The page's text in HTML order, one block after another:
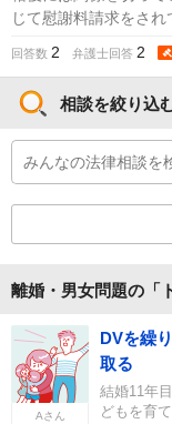
じて慰謝料請求をさ
回答数 2 弁護士回答 2
相談を絞り込
離婚・男女問題の「
Aさん
DVを繰
取る
結婚11年
どもを育